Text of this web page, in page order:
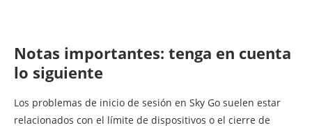
Notas importantes: tenga en cuenta
lo siguiente
Los problemas de inicio de sesión en Sky Go suelen estar
relacionados con el límite de dispositivos o el cierre de